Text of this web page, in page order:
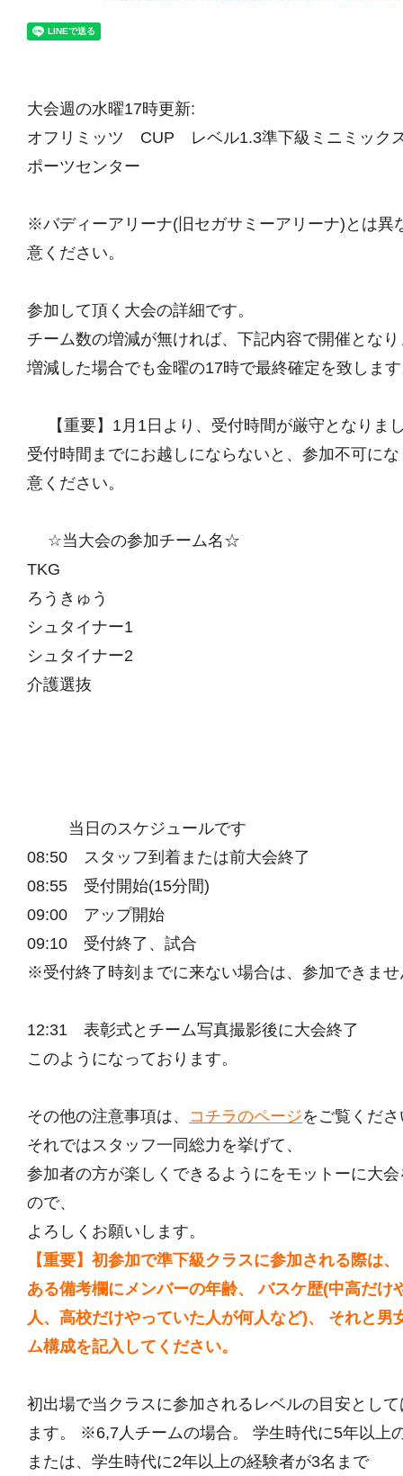
大会週の水曜17時更新:
オフリミッツ CUP レベル1.3準下級ミニミック
ポーツセンター
※バディーアリーナ(旧セガサミーアリーナ)とは異
意ください。
参加して頂く大会の詳細です。
チーム数の増減が無ければ、下記内容で開催とな
増減した場合でも金曜の17時で最終確定を致しま
【重要】1月1日より、受付時間が厳守となり
受付時間までにお越しにならないと、参加不可に
意ください。
☆当大会の参加チーム名☆
TKG
ろうきゅう
シュタイナー1
シュタイナー2
介護選抜
当日のスケジュールです
08:50 スタッフ到着または前大会終了
08:55 受付開始(15分間)
09:00 アップ開始
09:10 受付終了、試合
※受付終了時刻までに来ない場合は、参加できませ
12:31 表彰式とチーム写真撮影後に大会終了
このようになっております。
その他の注意事項は、 コチラのページをご覧くだ
それではスタッフ一同総力を挙げて、
参加者の方が楽しくできるようにをモットーに大
ので、
よろしくお願いします。
【重要】初参加で準下級クラスに参加される際は
ある備考欄にメンバーの年齢、 バスケ歴(中高だけ
人、高校だけやっていた人が何人など)、 それと男
ム構成を記入してください。
初出場で当クラスに参加されるレベルの目安とし
ます。 ※6,7人チームの場合。 学生時代に5年以上
または、学生時代に2年以上の経験者が3名まで